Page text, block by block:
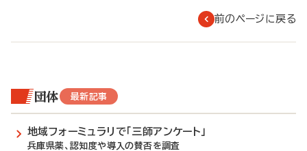
前のページに戻る
団体 最新記事
地域フォーミュラリで「三師アンケート」
兵庫県薬、認知度や導入の賛否を調査